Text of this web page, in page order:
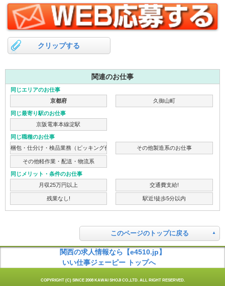
クリップする
関連のお仕事
同じエリアのお仕事
京都府
久御山町
同じ最寄り駅のお仕事
京阪電車本線淀駅
同じ職種のお仕事
梱包・仕分け・検品業務（ピッキング作業）
その他製造系のお仕事
その他軽作業・配送・物流系
同じメリット・条件のお仕事
月収25万円以上
交通費支給!
残業なし! 駅近!徒歩5分以内
このページのトップに戻る
関西の求人情報なら【e4510.jp】
いい仕事ジェーピー トップへ
COPYRIGHT (C) SINCE 2008 KAWAI SHOJI CO.,LTD. ALL RIGHT RESERVED.